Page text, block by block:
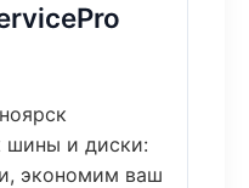
шины и диски:
экономим ваш